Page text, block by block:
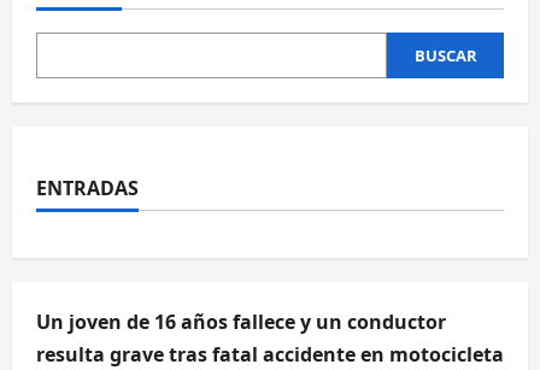
BUSCAR
ENTRADAS
Un joven de 16 años fallece y un conductor
resulta grave tras fatal accidente en motocicleta